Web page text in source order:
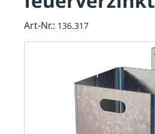
Art-Nr.: 136.317